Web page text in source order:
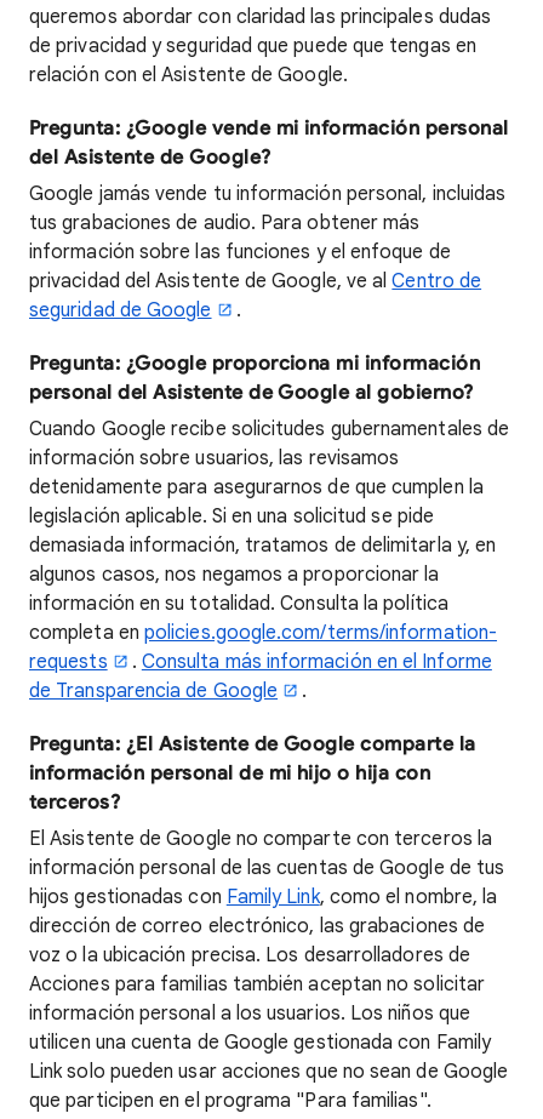
queremos abordar con claridad las principales dudas
de privacidad y seguridad que puede que tengas en
relación con el Asistente de Google.
Pregunta: ¿Google vende mi información personal
del Asistente de Google?
Google jamás vende tu información personal, incluidas
tus grabaciones de audio. Para obtener más
información sobre las funciones y el enfoque de
privacidad del Asistente de Google, ve alCentro de
seguridad de Google
.
Pregunta: ¿Google proporciona mi información
personal del Asistente de Google al gobierno?
Cuando Google recibe solicitudes gubernamentales de
información sobre usuarios, las revisamos
detenidamente para asegurarnos de que cumplen la
legislación aplicable. Si en una solicitud se pide
demasiada información, tratamos de delimitarla y, en
algunos casos, nos negamos a proporcionar la
información en su totalidad. Consulta la política
completa en policies.google.com/terms/information-
requests
. Consulta más información en el Informe
de Transparencia de Google
.
Pregunta: ¿El Asistente de Google comparte la
información personal de mi hijo o hija con
terceros?
El Asistente de Google no comparte con terceros la
información personal de las cuentas de Google de tus
hijos gestionadas con Family Link, como el nombre, la
dirección de correo electrónico, las grabaciones de
voz o la ubicación precisa. Los desarrolladores de
Acciones para familias también aceptan no solicitar
información personal a los usuarios. Los niños que
utilicen una cuenta de Google gestionada con Family
Link solo pueden usar acciones que no sean de Google
que participen en el programa "Para familias".